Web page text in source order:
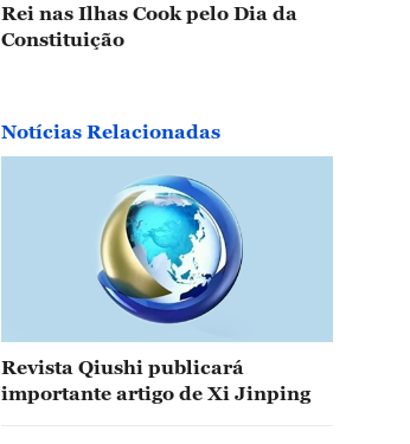
Rei nas Ilhas Cook pelo Dia da
Constituição
Notícias Relacionadas
Revista Qiushi publicará
importante artigo de Xi Jinping